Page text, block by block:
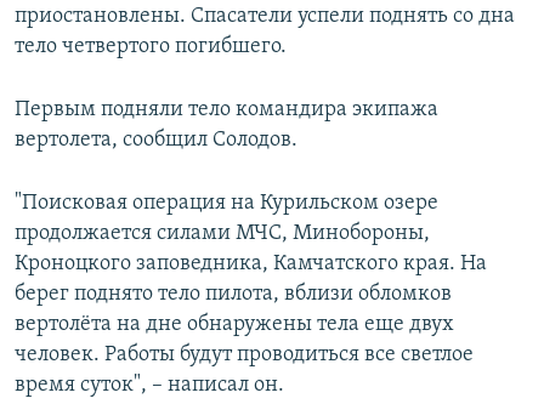
приостановлены. Спасатели успели поднять со дна
тело четвертого погибшего.
Первым подняли тело командира экипажа
вертолета, сообщил Солодов.
"Поисковая операция на Курильском озере
продолжается силами МЧС, Минобороны,
Кроноцкого заповедника, Камчатского края. На
берег поднято тело пилота, вблизи обломков
вертолёта на дне обнаружены тела еще двух
человек. Работы будут проводиться все светлое
время суток", – написал он.